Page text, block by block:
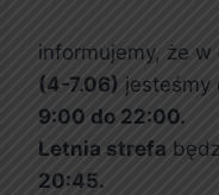
informujemy, że w
(4-7.06) jesteśmy
9:00 do 22:00.
Letnia strefa
20:45.